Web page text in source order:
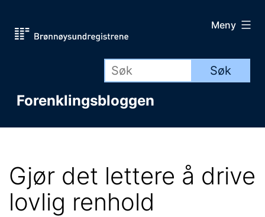
Forenklingsbloggen
Meny
Gjør det lettere å drive
lovlig renhold